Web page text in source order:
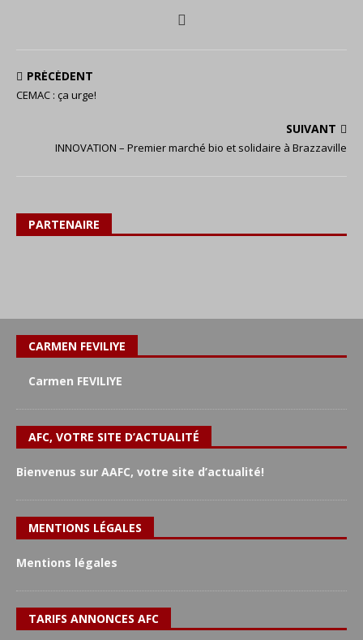
PRÉCÉDENT
CEMAC : ça urge!
SUIVANT
INNOVATION – Premier marché bio et solidaire à Brazzaville
PARTENAIRE
CARMEN FEVILIYE
Carmen FEVILIYE
AFC, VOTRE SITE D’ACTUALITÉ
Bienvenus sur AAFC, votre site d’actualité!
MENTIONS LÉGALES
Mentions légales
TARIFS ANNONCES AFC